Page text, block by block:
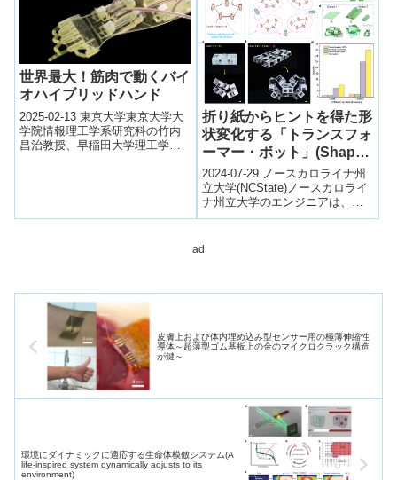
世界最大！筋肉で動くバイ
オハイブリッドハンド
2025-02-13 東京大学東京大学大
学院情報理工学系研究科の竹内
昌治教授、早稲田大学理工学術
折り紙からヒントを得た形
状変化する「トランスフォ
ーマー・ボット」(Shape-
Shifting ‘Transformer
Bots’ Inspired by
Origami)
2024-07-29 ノースカロライナ州
立大学(NCState)ノースカロライ
ナ州立大学のエンジニアは、折
り紙の技術に触発され、3つのモ
ad
皮膚上および体内埋め込み型センサー用の極薄伸縮性
導体～超薄型ゴム基板上の金のマイクロクラック構造
が鍵～
環境にダイナミックに適応する生命体模倣システム(A
life-inspired system dynamically adjusts to its
environment)